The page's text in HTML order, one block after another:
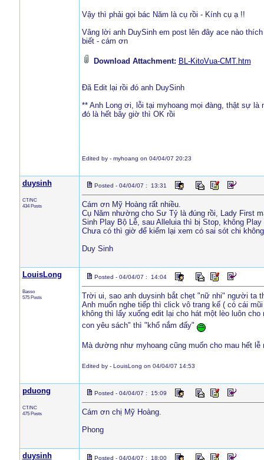
Vậy thì phải gọi bác Năm là cụ rồi - Kính cụ ạ !!
Vâng lời anh DuySinh em post lên đây ace nào
biết - cám ơn
Download Attachment: BL-KitoVua-CMT.htm
Đã Edit lại rồi đó anh DuySinh
** Anh Long ơi, lỗi tại myhoang mọi đàng, thật sự
đó là hết bây giờ thì OK rồi
Edited by - myhoang on 04/04/07 20:23
duysinh
CT/NC
434 Posts
Posted - 04/04/07 : 13:31
Cám ơn Mỹ Hoàng rất nhiều.
Cụ Năm nhường cho Sư Tỷ là đúng rồi, Lady First
Sinh Play Bộ Lễ, sau Alleluia thì bị Stop, không
Chưa có thì giờ để kiểm lại xem có sai sót chi
Duy Sinh
LouisLong
Basso
575 Posts
Posted - 04/04/07 : 14:04
Trời ui, sao anh duysinh bắt chẹt "nữ nhi" người ta
Anh muốn nghe tiếp thì click vô trang kế ( có cái
không thì lấy xuống edit lại cho hát một lèo luôn
con yêu sách" thì "khổ nắm đấy"
Mà dường như myhoang cũng muốn cho mau hết
Edited by - LouisLong on 04/04/07 14:53
pduong
CT/NC
475 Posts
Posted - 04/04/07 : 15:09
Cám ơn chị Mỹ Hoàng.
Phong
duysinh Posted - 04/04/07 : 18:00